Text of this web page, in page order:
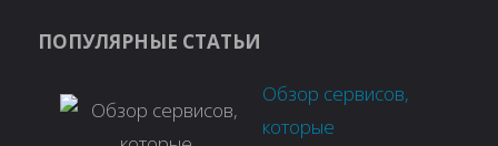
ПОПУЛЯРНЫЕ СТАТЬИ
Обзор сервисов,
которые